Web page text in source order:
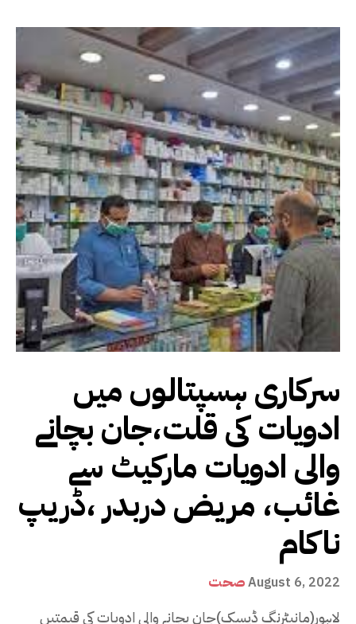
سرکاری ہسپتالوں میں
ادویات کی قلت،جان بچانے
والی ادویات مارکیٹ سے
غائب، مریض دربدر ،ڈریپ
ناکام
صحتAugust 6, 2022
لاہور(مانیٹرنگ ڈیسک)جان بچانے والی ادویات کی قیمتیں